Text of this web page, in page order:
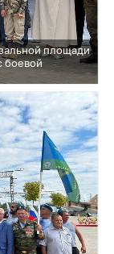
площади
боевой